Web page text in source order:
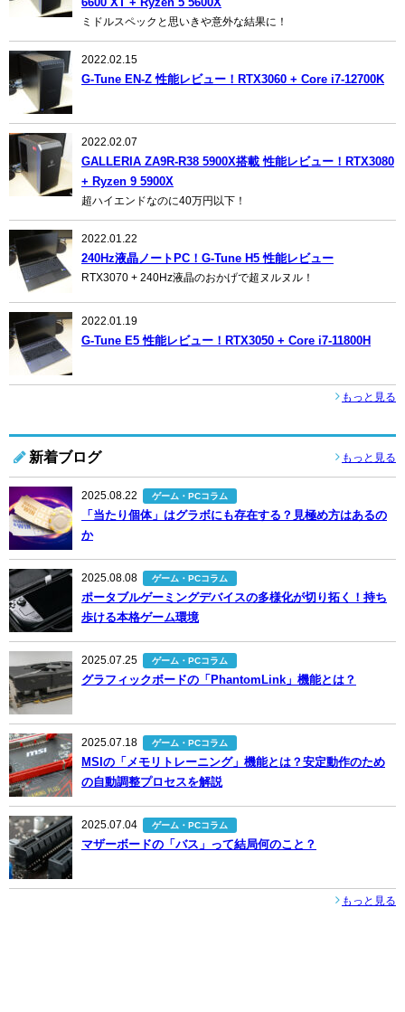
ミドルスペックと思いきや意外な結果に！
2022.02.15
G-Tune EN-Z 性能レビュー！RTX3060 + Core i7-12700K
2022.02.07
GALLERIA ZA9R-R38 5900X搭載 性能レビュー！RTX3080
+ Ryzen 9 5900X
超ハイエンドなのに40万円以下！
2022.01.22
240Hz液晶ノートPC！G-Tune H5 性能レビュー
RTX3070 + 240Hz液晶のおかげで超ヌルヌル！
2022.01.19
G-Tune E5 性能レビュー！RTX3050 + Core i7-11800H
もっと見る
新着ブログ もっと見る
2025.08.22 ゲーム・PCコラム
「当たり個体」はグラボにも存在する？見極め方はあるの
か
2025.08.08 ゲーム・PCコラム
ポータブルゲーミングデバイスの多様化が切り拓く！持ち
歩ける本格ゲーム環境
2025.07.25 ゲーム・PCコラム
グラフィックボードの「PhantomLink」機能とは？
2025.07.18 ゲーム・PCコラム
MSIの「メモリトレーニング」機能とは？安定動作のため
の自動調整プロセスを解説
2025.07.04 ゲーム・PCコラム
マザーボードの「バス」って結局何のこと？
もっと見る